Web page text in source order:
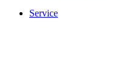
Service